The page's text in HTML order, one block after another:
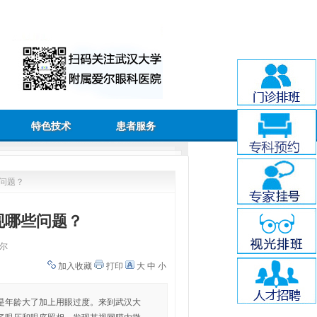
特色技术 患者服务
题？
些问题？
加入收藏
打印 大 中 小
年龄大了加上用眼过度。来到武汉大